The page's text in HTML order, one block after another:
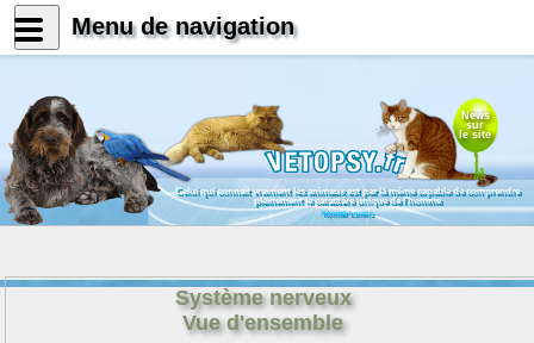
News
sur
le site
Celui qui connait vraiment les animaux est par là même capable de comprendre
pleinement le caractère unique de l'homme
Konrad Lorenz
Système nerveux
Vue d'ensemble
Menu de navigation